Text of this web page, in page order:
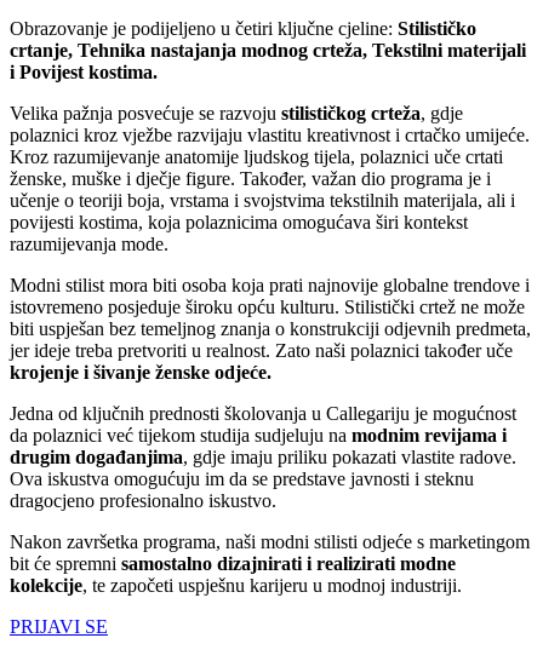
Obrazovanje je podijeljeno u četiri ključne cjeline: Stilističko
crtanje, Tehnika nastajanja modnog crteža, Tekstilni materijali
i Povijest kostima.
Velika pažnja posvećuje se razvoju stilističkog crteža, gdje
polaznici kroz vježbe razvijaju vlastitu kreativnost i crtačko umijeće.
Kroz razumijevanje anatomije ljudskog tijela, polaznici uče crtati
ženske, muške i dječje figure. Također, važan dio programa je i
učenje o teoriji boja, vrstama i svojstvima tekstilnih materijala, ali i
povijesti kostima, koja polaznicima omogućava širi kontekst
razumijevanja mode.
Modni stilist mora biti osoba koja prati najnovije globalne trendove i
istovremeno posjeduje široku opću kulturu. Stilistički crtež ne može
biti uspješan bez temeljnog znanja o konstrukciji odjevnih predmeta,
jer ideje treba pretvoriti u realnost. Zato naši polaznici također uče
krojenje i šivanje ženske odjeće.
Jedna od ključnih prednosti školovanja u Callegariju je mogućnost
da polaznici već tijekom studija sudjeluju na modnim revijama i
drugim događanjima, gdje imaju priliku pokazati vlastite radove.
Ova iskustva omogućuju im da se predstave javnosti i steknu
dragocjeno profesionalno iskustvo.
Nakon završetka programa, naši modni stilisti odjeće s marketingom
bit će spremni samostalno dizajnirati i realizirati modne
kolekcije, te započeti uspješnu karijeru u modnoj industriji.
PRIJAVI SE